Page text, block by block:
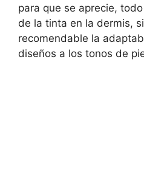
para que se aprecie,
de la tinta en la dermis,
recomendable la
diseños a los tonos de